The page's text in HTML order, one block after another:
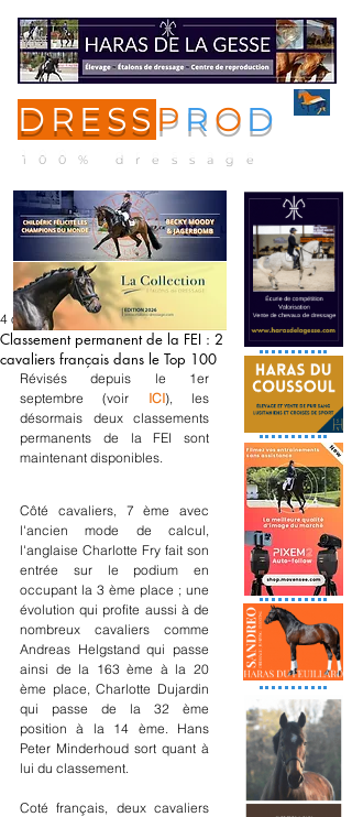
DRESS P R O D
100% dressage
Classement permanent de la FEI : 2
cavaliers français dans le Top 100
4 oct. 2022
Révisés depuis le 1er
septembre (voir ICI), les
désormais deux classements
permanents de la FEI sont
maintenant disponibles.
Côté cavaliers, 7 ème avec
l'ancien mode de calcul,
l'anglaise Charlotte Fry fait son
entrée sur le podium en
occupant la 3 ème place ; une
évolution qui profite aussi à de
nombreux cavaliers comme
Andreas Helgstand qui passe
ainsi de la 163 ème à la 20
ème place, Charlotte Dujardin
qui passe de la 32 ème
position à la 14 ème. Hans
Peter Minderhoud sort quant à
lui du classement.
Coté français, deux cavaliers